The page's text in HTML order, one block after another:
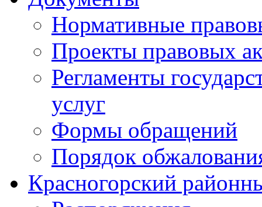
Нормативные
Проекты правовых
Регламенты
услуг
Формы обращений
Порядок
Красногорский